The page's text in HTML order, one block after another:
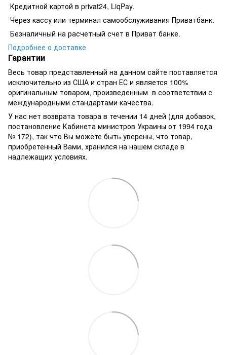
Кредитной картой в privat24, LiqPay.
​​​​Через кассу или терминал самообслуживания Приватбанк.
​​​​Безналичный на расчетный счет в Приват банке.
Подробнее о доставке
Гарантии
Весь товар представленный на данном сайте поставляется
исключительно из США и стран ЕС и является 100%
оригинальным товаром, произведенным в соответствии с
международными стандартами качества.
У нас нет возврата товара в течении 14 дней (для добавок,
постановление Кабинета министров Украины от 1994 года
№ 172), так что Вы можете быть уверены, что товар,
приобретенный Вами, хранился на нашем складе в
надлежащих условиях.